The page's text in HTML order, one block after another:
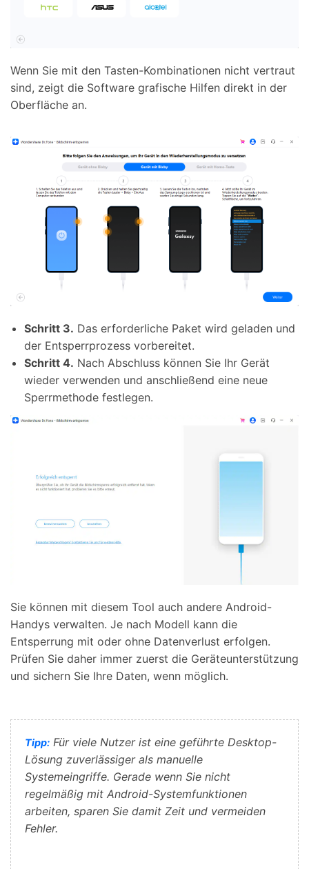
Wenn Sie mit den Tasten-Kombinationen nicht vertraut
sind, zeigt die Software grafische Hilfen direkt in der
Oberfläche an.
Schritt 3. Das erforderliche Paket wird geladen und
der Entsperrprozess vorbereitet.
Schritt 4. Nach Abschluss können Sie Ihr Gerät
wieder verwenden und anschließend eine neue
Sperrmethode festlegen.
Sie können mit diesem Tool auch andere Android-
Handys verwalten. Je nach Modell kann die
Entsperrung mit oder ohne Datenverlust erfolgen.
Prüfen Sie daher immer zuerst die Geräteunterstützung
und sichern Sie Ihre Daten, wenn möglich.
Tipp: Für viele Nutzer ist eine geführte Desktop-
Lösung zuverlässiger als manuelle
Systemeingriffe. Gerade wenn Sie nicht
regelmäßig mit Android-Systemfunktionen
arbeiten, sparen Sie damit Zeit und vermeiden
Fehler.